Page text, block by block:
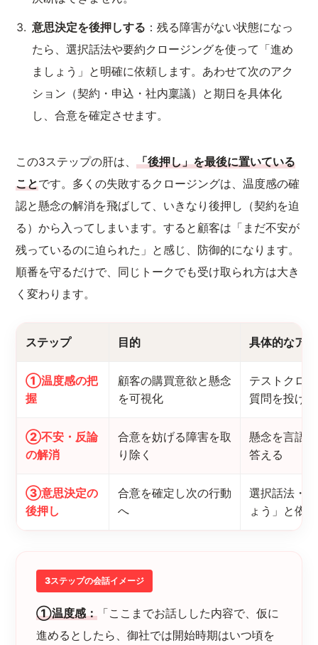
意思決定を後押しする ：残る障害がない状態になっ
たら、選択話法や要約クロージングを使って「進め
ましょう」と明確に依頼します。あわせて次のアク
ション（契約・申込・社内稟議）と期日を具体化
し、合意を確定させます。
この3ステップの肝は、「後押し」を最後に置いている
ことです。多くの失敗するクロージングは、温度感の確
認と懸念の解消を飛ばして、いきなり後押し（契約を迫
る）から入ってしまいます。すると顧客は「まだ不安が
残っているのに迫られた」と感じ、防御的になります。
順番を守るだけで、同じトークでも受け取られ方は大き
く変わります。
ステップ 目的 具体的なア
①温度感の把
握
顧客の購買意欲と懸念
を可視化
テストクロ
質問を投げる
②不安・反論
の解消
合意を妨げる障害を取
り除く
懸念を言語
答える
③意思決定の
後押し
合意を確定し次の行動
へ
選択話法・
ょう」と依頼
3ステップの会話イメージ
①温度感： 「ここまでお話しした内容で、仮に
進めるとしたら、御社では開始時期はいつ頃を